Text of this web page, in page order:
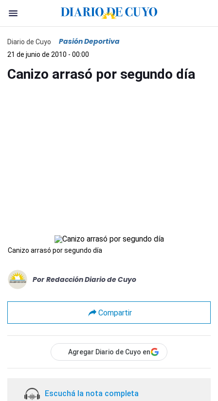
Diario de Cuyo Pasión Deportiva
21 de junio de 2010 - 00:00
Canizo arrasó por segundo día
Canizo arrasó por segundo día
Por Redacción Diario de Cuyo
Compartir
Agregar Diario de Cuyo en
Escuchá la nota completa